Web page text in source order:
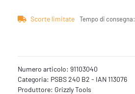
Scorte limitate Tempo di consegna:
Numero articolo: 91103040
Categoria: PSBS 240 B2 - IAN 113076
Produttore: Grizzly Tools